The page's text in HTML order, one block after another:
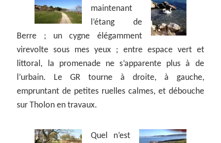
maintenant
l’étang de
Berre ; un cygne élégamment
virevolte sous mes yeux ; entre espace vert et
littoral, la promenade ne s’apparente plus à de
l’urbain. Le GR tourne à droite, à gauche,
empruntant de petites ruelles calmes, et débouche
sur Tholon en travaux.
Quel n’est